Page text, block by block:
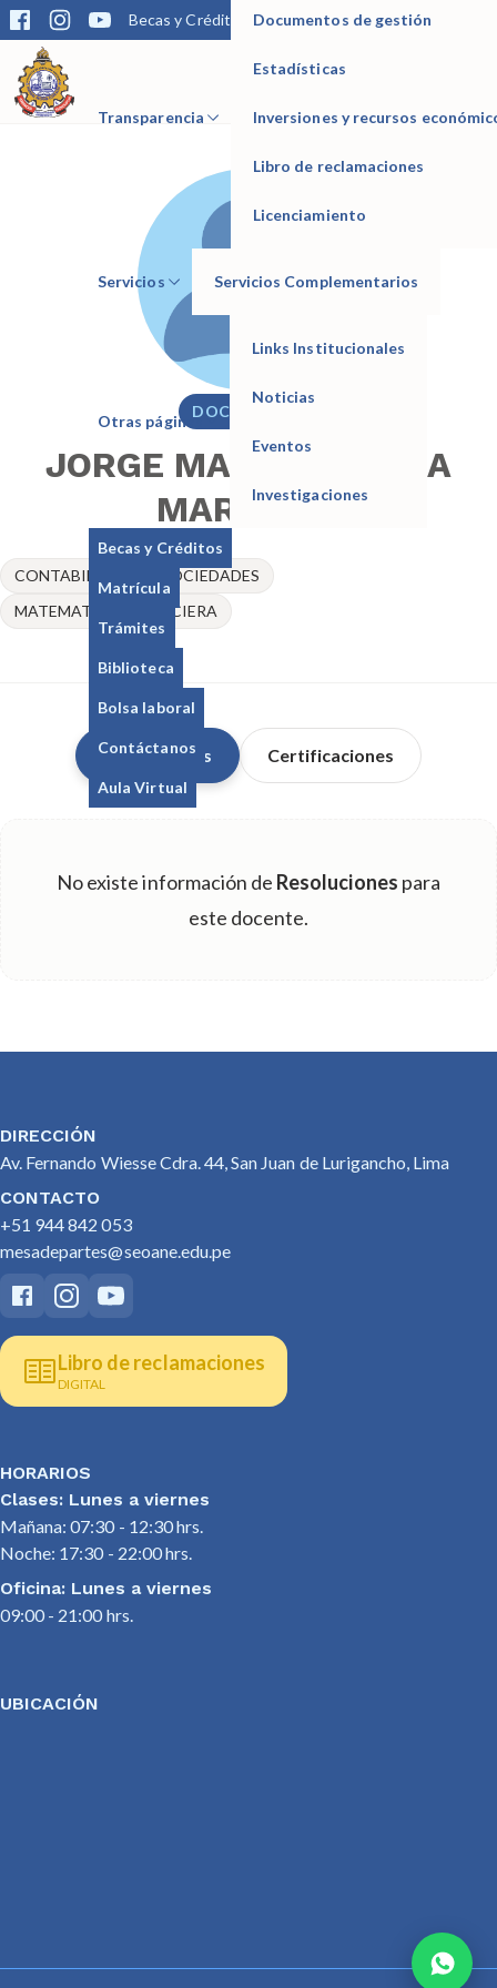
Becas y Créditos Matrícula Trámites Biblioteca
IESTP Manuel Seoane Corrales
Transparencia
Documentos de gestión
Estadísticas
Inversiones y recursos
Libro de reclamaciones
Licenciamiento
Servicios Servicios Complementarios
Otras páginas
Links Institucionales
Noticias
Eventos
Investigaciones
Becas y Créditos
Matrícula
Trámites
Biblioteca
Bolsa laboral
Contáctanos
Aula Virtual
DOCENTE
JORGE MARIO CHUNGA
MARTINEZ
CONTABILIDAD DE SOCIEDADES
MATEMATICA FINANCIERA
Resoluciones Certificaciones
No existe información de Resoluciones para
este docente.
DIRECCIÓN
Av. Fernando Wiesse Cdra. 44, San Juan de Lurigancho, Lima
CONTACTO
+51 944 842 053
mesadepartes@seoane.edu.pe
Libro de reclamaciones
DIGITAL
HORARIOS
Clases: Lunes a viernes
Mañana: 07:30 - 12:30 hrs.
Noche: 17:30 - 22:00 hrs.
Oficina: Lunes a viernes
09:00 - 21:00 hrs.
UBICACIÓN